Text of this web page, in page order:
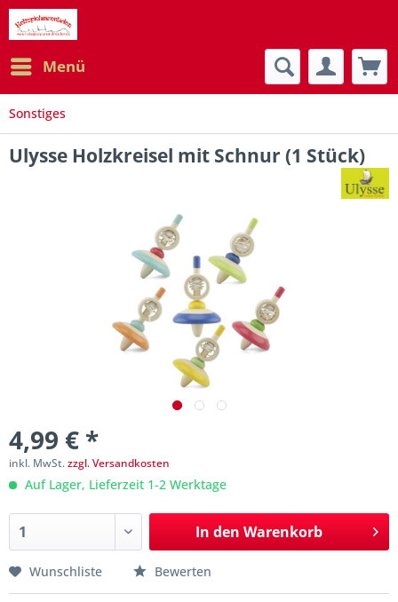
Menü
Sonstiges
Ulysse Holzkreisel mit Schnur (1 Stück)
4,99 € *
inkl. MwSt.zzgl. Versandkosten
Auf Lager, Lieferzeit 1-2 Werktage
In den Warenkorb
Wunschliste Bewerten